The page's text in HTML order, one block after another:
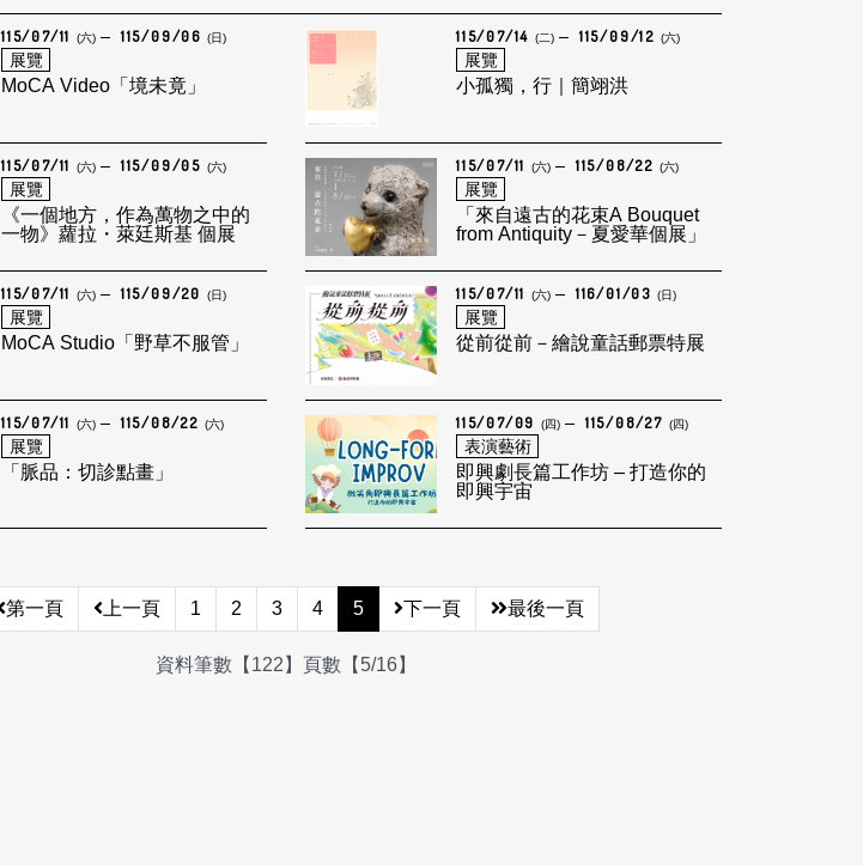
115/07/11 (六) 115/09/06 (日)
展覽
MoCA Video「境未竟」
115/07/14 (二) 115/09/12 (六)
展覽
小孤獨，行｜簡翊洪
115/07/11 (六) 115/09/05 (六)
展覽
《一個地方，作為萬物之中的
一物》蘿拉・萊廷斯基 個展
115/07/11 (六) 115/08/22 (六)
展覽
「來自遠古的花束A Bouquet
from Antiquity－夏愛華個展」
115/07/11 (六) 115/09/20 (日)
展覽
MoCA Studio「野草不服管」
115/07/11 (六) 116/01/03 (日)
展覽
從前從前－繪說童話郵票特展
115/07/11 (六) 115/08/22 (六)
展覽
「脈品：切診點畫」
115/07/09 (四) 115/08/27 (四)
表演藝術
即興劇長篇工作坊 – 打造你的
即興宇宙
第一頁 上一頁 1 2 3 4 5 下一頁 最後一頁
資料筆數【122】頁數【5/16】